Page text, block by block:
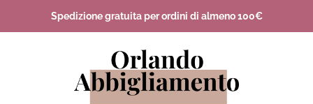
Spedizione gratuita per ordini di almeno 100€